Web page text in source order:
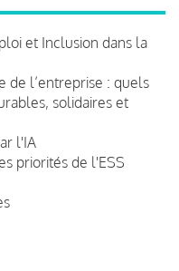
et Inclusion dans la
de l’entreprise : quels
solidaires et
l'IA
priorités de l'ESS